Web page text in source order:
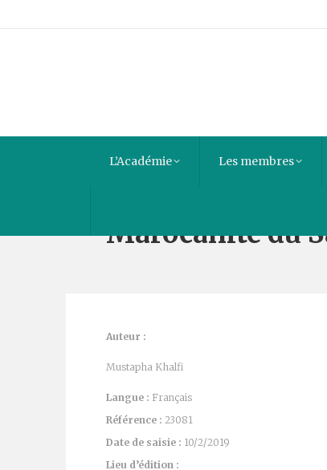
L’Académie Les membres
Marocanité du
Auteur :
Mustapha Khalfi
Langue : Français
Référence : 23081
Date de saisie : 10/2/2019
Lieu d’édition :